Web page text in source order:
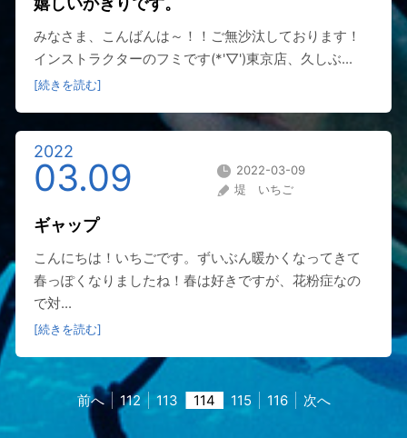
みなさま、こんばんは～！！ご無沙汰しております！
インストラクターのフミです(*'▽')東京店、久しぶ...
[続きを読む]
2022
03.09
2022-03-09
堤 いちご
ギャップ
こんにちは！いちごです。ずいぶん暖かくなってきて
春っぽくなりましたね！春は好きですが、花粉症なの
で対...
[続きを読む]
前へ 112 113 114 115 116 次へ